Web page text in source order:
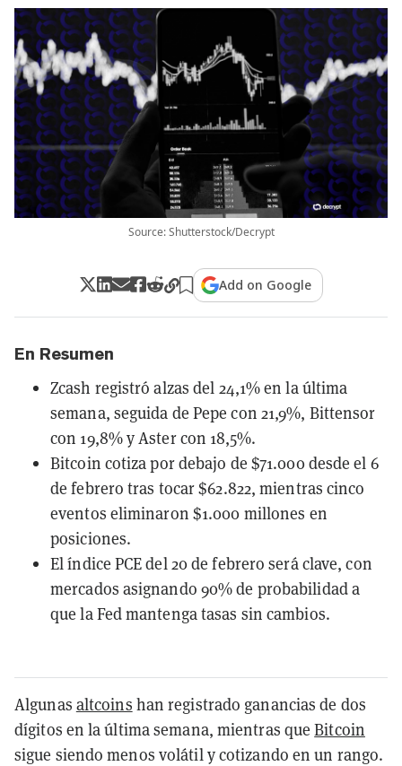
Source: Shutterstock/Decrypt
Add on Google
En Resumen
Zcash registró alzas del 24,1% en la última
semana, seguida de Pepe con 21,9%, Bittensor
con 19,8% y Aster con 18,5%.
Bitcoin cotiza por debajo de $71.000 desde el 6
de febrero tras tocar $62.822, mientras cinco
eventos eliminaron $1.000 millones en
posiciones.
El índice PCE del 20 de febrero será clave, con
mercados asignando 90% de probabilidad a
que la Fed mantenga tasas sin cambios.
Algunas altcoins han registrado ganancias de dos
dígitos en la última semana, mientras queBitcoin
sigue siendo menos volátil y cotizando en un rango.